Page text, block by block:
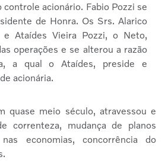
acionário. Fabio Pozzi se
de Honra. Os Srs. Alarico
e Ataídes Vieira Pozzi, o Neto,
operações e se alterou a razão
a qual o Ataídes, preside e
acionária.
quase meio século, atravessou e
correnteza, mudança de planos
economias, concorrência do